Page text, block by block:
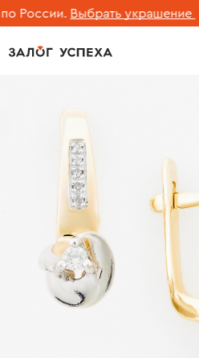
Выбрать украшение